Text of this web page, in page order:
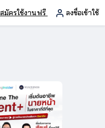
สมัครใช้งานฟรี ลงชื่อเข้าใช้